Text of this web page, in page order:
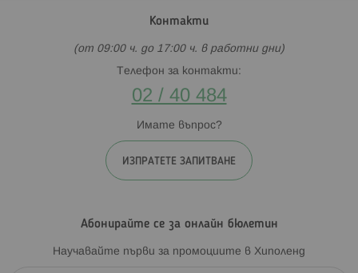
Контакти
(от 09:00 ч. до 17:00 ч. в работни дни)
Телефон за контакти:
02 / 40 484
Имате въпрос?
ИЗПРАТЕТЕ ЗАПИТВАНЕ
Абонирайте се за онлайн бюлетин
Научавайте първи за промоциите в Хиполенд